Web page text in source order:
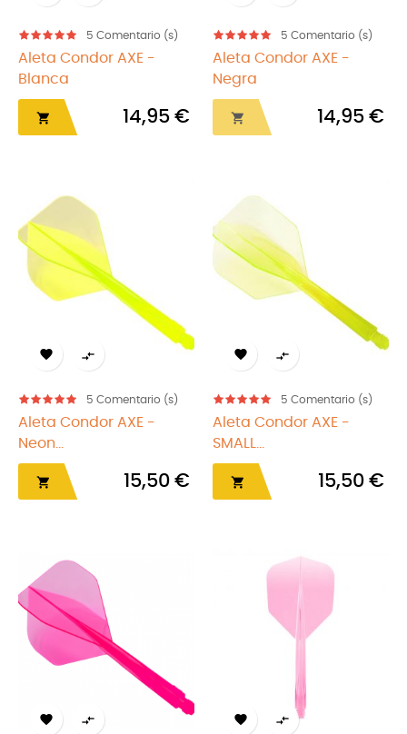
5 Comentario (s)
Aleta Condor AXE -
Blanca
 14,95 €
5 Comentario (s)
Aleta Condor AXE -
Negra
 14,95 €
 
5 Comentario (s)
Aleta Condor AXE -
Neon...
 15,50 €
 
5 Comentario (s)
Aleta Condor AXE -
SMALL...
 15,50 €
   